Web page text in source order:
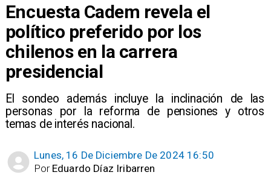
Encuesta Cadem revela el
político preferido por los
chilenos en la carrera
presidencial
El sondeo además incluye la inclinación de las
personas por la reforma de pensiones y otros
temas de interés nacional.
Lunes, 16 De Diciembre De 2024 16:50
Eduardo Díaz Iribarren
Por